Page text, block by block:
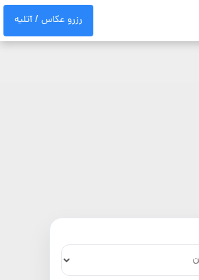
رزرو عکاس / آتلیه